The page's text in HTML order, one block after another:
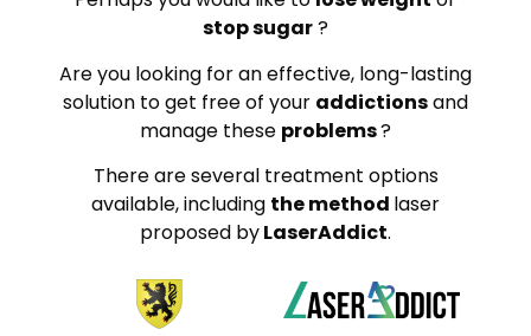
stop sugar?
Are you looking for an effective, long-lasting
solution to get free of your addictionsand
manage these problems?
There are several treatment options
available, including the method laser
proposed byLaserAddict.